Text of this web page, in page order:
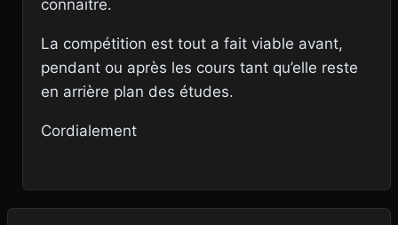
connaitre.
La compétition est tout a fait viable avant,
pendant ou après les cours tant qu’elle reste
en arrière plan des études.
Cordialement